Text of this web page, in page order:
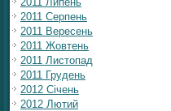
2011 Серпень
2011 Вересень
2011 Жовтень
2011 Листопад
2011 Грудень
2012 Січень
2012 Лютий